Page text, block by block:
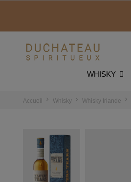
WHISKY
Accueil Whisky Whisky Irlande